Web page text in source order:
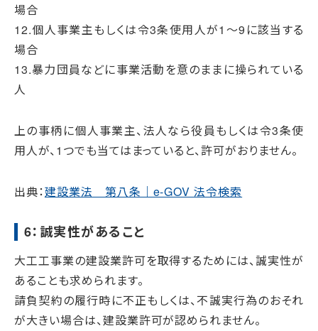
場合
12.個人事業主もしくは令3条使用人が1～9に該当する
場合
13.暴力団員などに事業活動を意のままに操られている
人
上の事柄に個人事業主、法人なら役員もしくは令3条使
用人が、1つでも当てはまっていると、許可がおりません。
出典：建設業法 第八条｜e-GOV 法令検索
6：誠実性があること
大工工事業の建設業許可を取得するためには、誠実性が
あることも求められます。
請負契約の履行時に不正もしくは、不誠実行為のおそれ
が大きい場合は、建設業許可が認められません。